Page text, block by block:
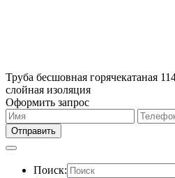
Труба бесшовная горячекатаная
слойная изоляция
Оформить запрос
Поиск: